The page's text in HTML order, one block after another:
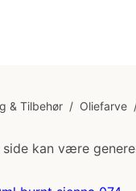
& Tilbehør / Oliefarve
kan være